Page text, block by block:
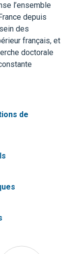
l’ensemble
depuis
des
français, et
doctorale
de